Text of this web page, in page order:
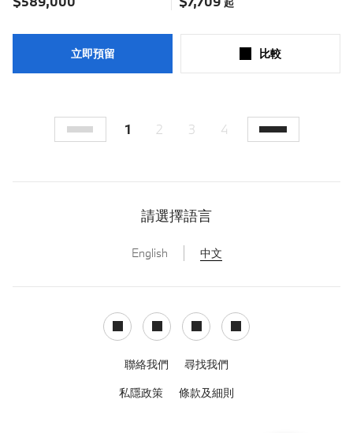
更
更
立即預留 比較​
Previous 1 2 3 4 Next
請選擇語言
English 中文
FacebookInstagramLinkedInYoutube
聯絡我們
尋找我們
私隱政策
條款及細則